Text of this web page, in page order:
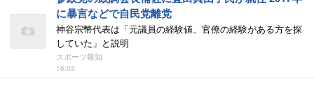
に暴言などで自民党離党
神谷宗幣代表は「元議員の経験値、官僚の経験がある方を探
していた」と説明
スポーツ報知
16:03